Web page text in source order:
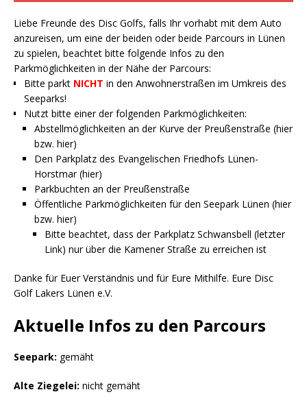
Liebe Freunde des Disc Golfs, falls Ihr vorhabt mit dem Auto
anzureisen, um eine der beiden oder beide Parcours in Lünen
zu spielen, beachtet bitte folgende Infos zu den
Parkmöglichkeiten in der Nähe der Parcours:
Bitte parkt NICHT in den Anwohnerstraßen im Umkreis des
Seeparks!
Nutzt bitte einer der folgenden Parkmöglichkeiten:
Abstellmöglichkeiten an der Kurve der Preußenstraße (hier
bzw. hier)
Den Parkplatz des Evangelischen Friedhofs Lünen-
Horstmar (hier)
Parkbuchten an der Preußenstraße
Öffentliche Parkmöglichkeiten für den Seepark Lünen (hier
bzw. hier)
Bitte beachtet, dass der Parkplatz Schwansbell (letzter
Link) nur über die Kamener Straße zu erreichen ist
Danke für Euer Verständnis und für Eure Mithilfe. Eure Disc
Golf Lakers Lünen e.V.
Aktuelle Infos zu den Parcours
Seepark: gemäht
Alte Ziegelei: nicht gemäht